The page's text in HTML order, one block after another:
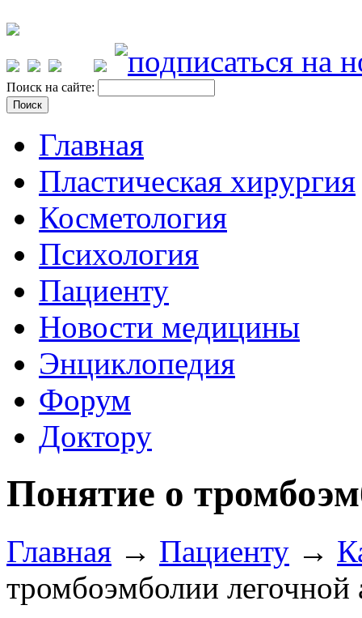
Поиск на сайте:
Главная
Пластическая хирургия
Косметология
Психология
Пациенту
Новости медицины
Энциклопедия
Форум
Доктору
Понятие о
Главная → Пациенту →
тромбоэмболии легочной